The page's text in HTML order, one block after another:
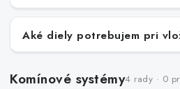
Aké diely potrebujem pri
Komínové systémy4 rady · 0